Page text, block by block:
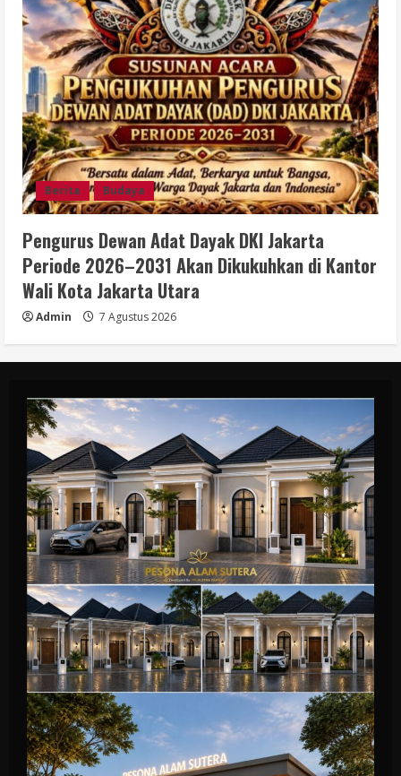
Berita Budaya
Pengurus Dewan Adat Dayak DKI Jakarta
Periode 2026–2031 Akan Dikukuhkan di Kantor
Wali Kota Jakarta Utara
Admin 7 Agustus 2026